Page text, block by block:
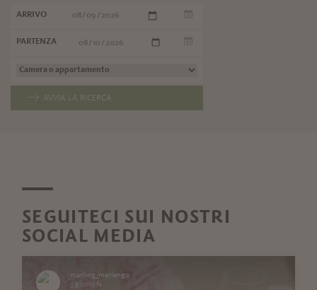
ARRIVO
PARTENZA
AVVIA LA RICERCA
SEGUITECI SUI NOSTRI
SOCIAL MEDIA
marling_marlengo
3 giorni fa